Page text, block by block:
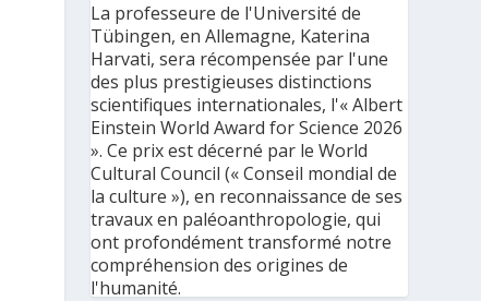
La professeure de l'Université de
Tübingen, en Allemagne, Katerina
Harvati, sera récompensée par l'une
des plus prestigieuses distinctions
scientifiques internationales, l'« Albert
Einstein World Award for Science 2026
». Ce prix est décerné par le World
Cultural Council (« Conseil mondial de
la culture »), en reconnaissance de ses
travaux en paléoanthropologie, qui
ont profondément transformé notre
compréhension des origines de
l'humanité.